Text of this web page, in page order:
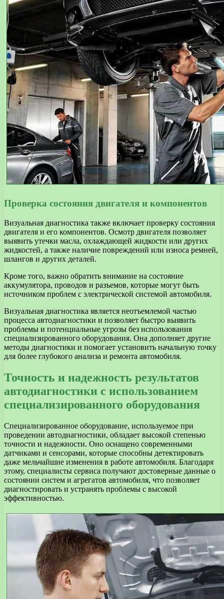
Проверка состояния двигателя и компонентов
Визуальная диагностика также включает проверку состояния
двигателя и его компонентов. Осмотр двигателя позволяет
выявить утечки масла, охлаждающей жидкости или других
жидкостей, а также наличие повреждений или износа ремней,
шлангов и других деталей.
Кроме того, важно обратить внимание на состояние
аккумулятора, проводов и разъемов, которые могут быть
источником проблем с электрической системой автомобиля.
Визуальная диагностика является неотъемлемой частью
процесса автодиагностики и позволяет быстро выявить
проблемы и потенциальные угрозы без использования
специализированного оборудования. Она дополняет другие
методы диагностики и помогает установить начальную точку
для более глубокого анализа и ремонта автомобиля.
Точность и надежность результатов
автодиагностики с использованием
специализированного оборудования
Специализированное оборудование, используемое при
проведении автодиагностики, обладает высокой степенью
точности и надежности. Оно оснащено современными
датчиками и сенсорами, которые способны детектировать
даже мельчайшие изменения в работе автомобиля. Благодаря
этому, специалисты сервиса получают достоверные данные о
состоянии систем и агрегатов автомобиля, что позволяет
диагностировать и устранять проблемы с высокой
эффективностью.